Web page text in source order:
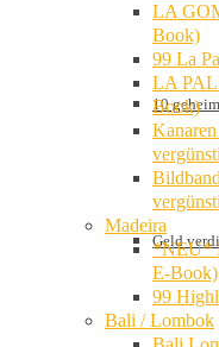
10
Geld
LA
Book)
99 La
LA
Book)
Madeira
*NEU*
E-Book)
99
Bali / Lombok